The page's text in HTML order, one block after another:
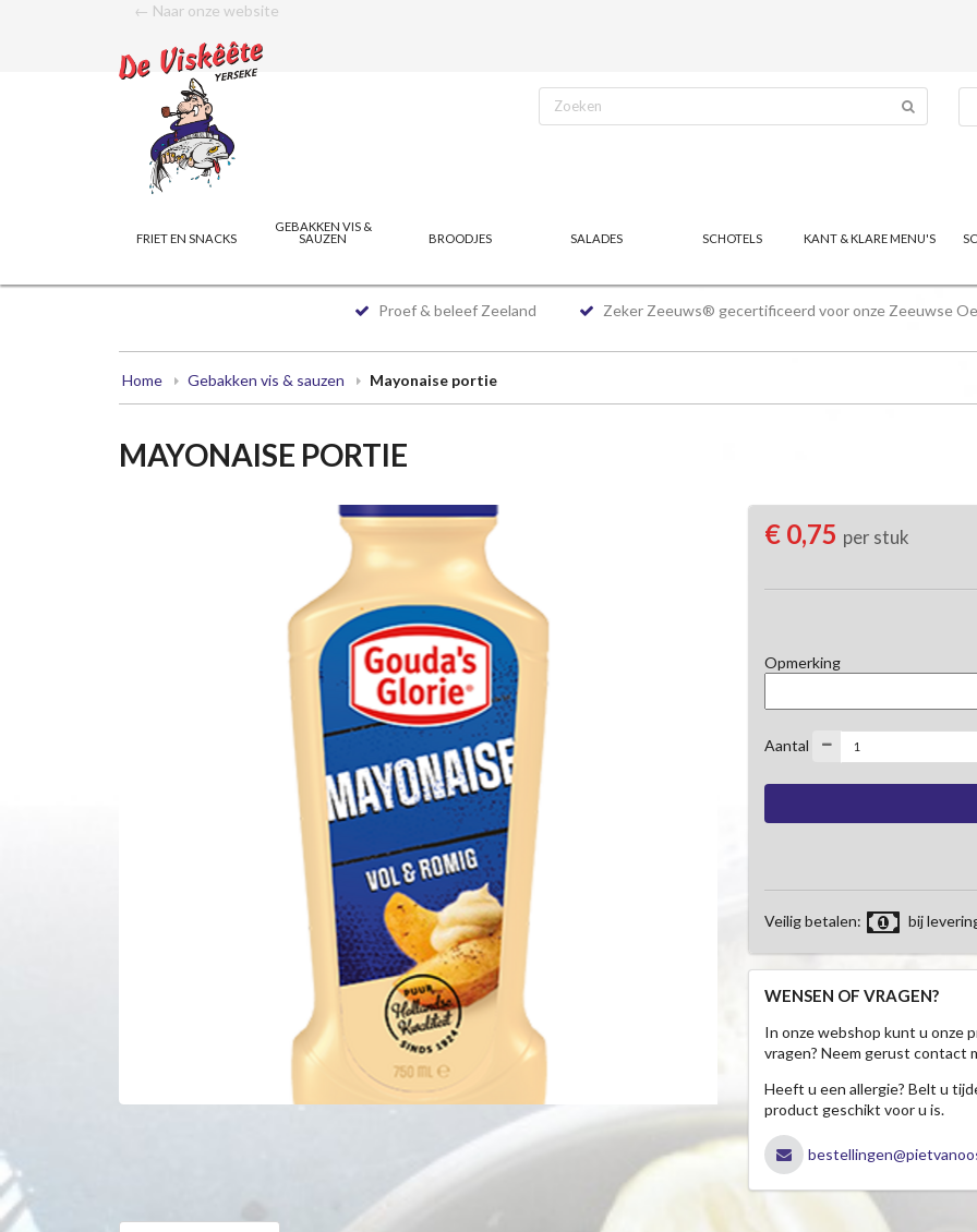
← Naar onze website
FRIET EN SNACKS
GEBAKKEN VIS &
SAUZEN
BROODJES SALADES SCHOTELS KANT & KLARE MENU'S
Proef & beleef Zeeland Zeker Zeeuws® gecertificeerd voor onze Zeeuwse
Home Gebakken vis & sauzen Mayonaise portie
MAYONAISE PORTIE
€ 0,75 per stuk
Opmerking
Aantal
Veilig betalen: bij
WENSEN OF VRAGEN?
In onze webshop kunt u onze
vragen? Neem gerust contact
Heeft u een allergie? Belt u
product geschikt voor u is.